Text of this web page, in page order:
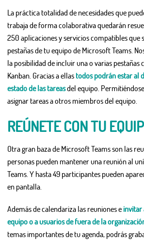
La práctica totalidad de necesidades que
trabaja de forma colaborativa quedarán
250 aplicaciones y servicios compatibles que
pestañas de tu equipo de Microsoft Teams.
la posibilidad de incluir una o varias pestañas
Kanban. Gracias a ellastodos podrán estar al
estado de las tareasdel equipo.
asignar tareas a otros miembros del equipo.
REÚNETE CON TU
Otra gran baza de Microsoft Teams son las
personas pueden mantener una reunión al
Teams. Y hasta 49 participantes pueden
en pantalla.
Además de calendariza las reuniones einvitar
equipo o a usuarios de fuera de la
temas importantes de tu agenda, podrás